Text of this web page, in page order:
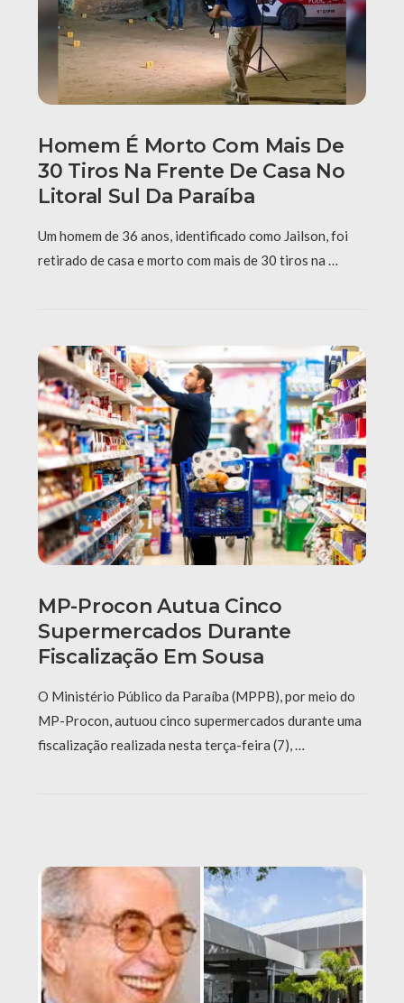
Homem É Morto Com Mais De
30 Tiros Na Frente De Casa No
Litoral Sul Da Paraíba
Um homem de 36 anos, identificado como Jailson, foi
retirado de casa e morto com mais de 30 tiros na …
MP-Procon Autua Cinco
Supermercados Durante
Fiscalização Em Sousa
O Ministério Público da Paraíba (MPPB), por meio do
MP-Procon, autuou cinco supermercados durante uma
fiscalização realizada nesta terça-feira (7), …